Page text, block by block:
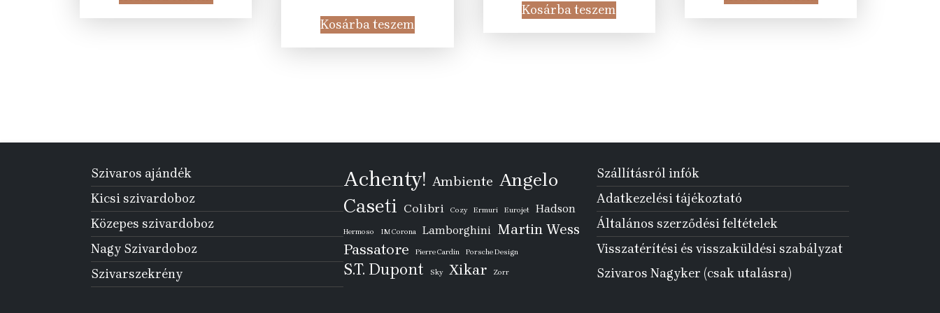
67
275 Ft.
990 Ft.
was:
58
275 Ft.
990 Ft.
Kosárba teszem
was:
43
155 Ft.
990 Ft.
Kosárba teszem
179
550 Ft.
990 Ft.
Szivaros ajándék
Kicsi szivardoboz
Közepes szivardoboz
Nagy Szivardoboz
Szivarszekrény
Achenty! Ambiente Angelo
Caseti Colibri Cozy Ermuri Eurojet Hadson
Hermoso IM Corona Lamborghini Martin Wess
Passatore Pierre Cardin Porsche Design
S.T. Dupont Sky Xikar Zorr
Szállításról infók
Adatkezelési tájékoztató
Általános szerződési feltételek
Visszatérítési és visszaküldési szabályzat
Szivaros Nagyker (csak utalásra)